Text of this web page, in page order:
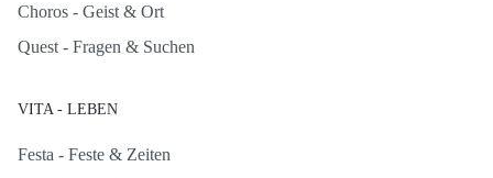
Choros - Geist & Ort
Quest - Fragen & Suchen
VITA - LEBEN
Festa - Feste & Zeiten